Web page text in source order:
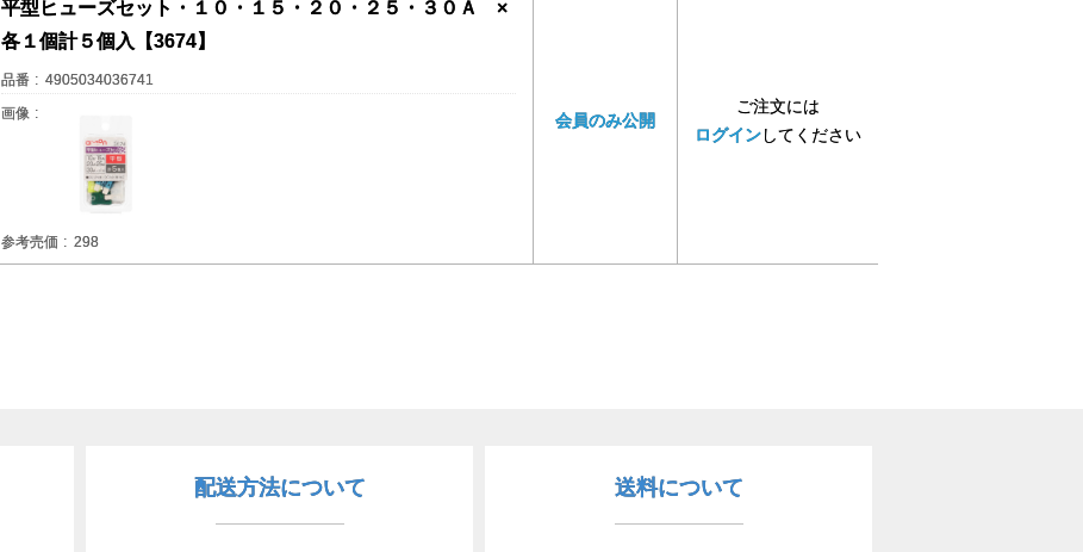
平型ヒューズセット・１０・１５・２０・２５・３０Ａ ×
各１個計５個入【3674】
品番 4905034036741
画像
参考売価 298
会員のみ公開
ご注文には
ログインしてください
配送方法について 送料について